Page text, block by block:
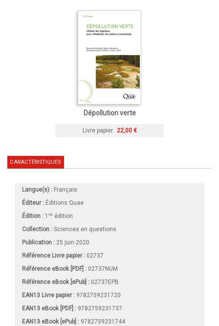
Dépollution verte
Livre papier 22,00 €
CARACTÉRISTIQUES
Langue(s) : Français
Éditeur : Éditions Quae
Édition : 1 re édition
Collection : Sciences en questions
Publication : 25 juin 2020
Référence Livre papier : 02737
Référence eBook [PDF] : 02737NUM
Référence eBook [ePub] : 02737EPB
EAN13 Livre papier : 9782759231720
EAN13 eBook [PDF] : 9782759231737
EAN13 eBook [ePub] : 9782759231744